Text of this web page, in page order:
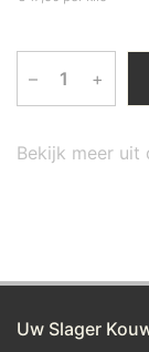
– +
Bekijk meer uit
Uw Slager